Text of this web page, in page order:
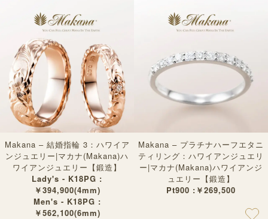
Makana – 結婚指輪 3：ハワイア
ンジュエリー|マカナ(Makana)ハ
ワイアンジュエリー【鍛造】
Lady's - K18PG :
￥394,900(4mm)
Men's - K18PG :
￥562,100(6mm)
Makana – プラチナハーフエタニ
ティリング：ハワイアンジュエリ
ー|マカナ(Makana)ハワイアンジ
ュエリー【鍛造】
Pt900 :￥269,500